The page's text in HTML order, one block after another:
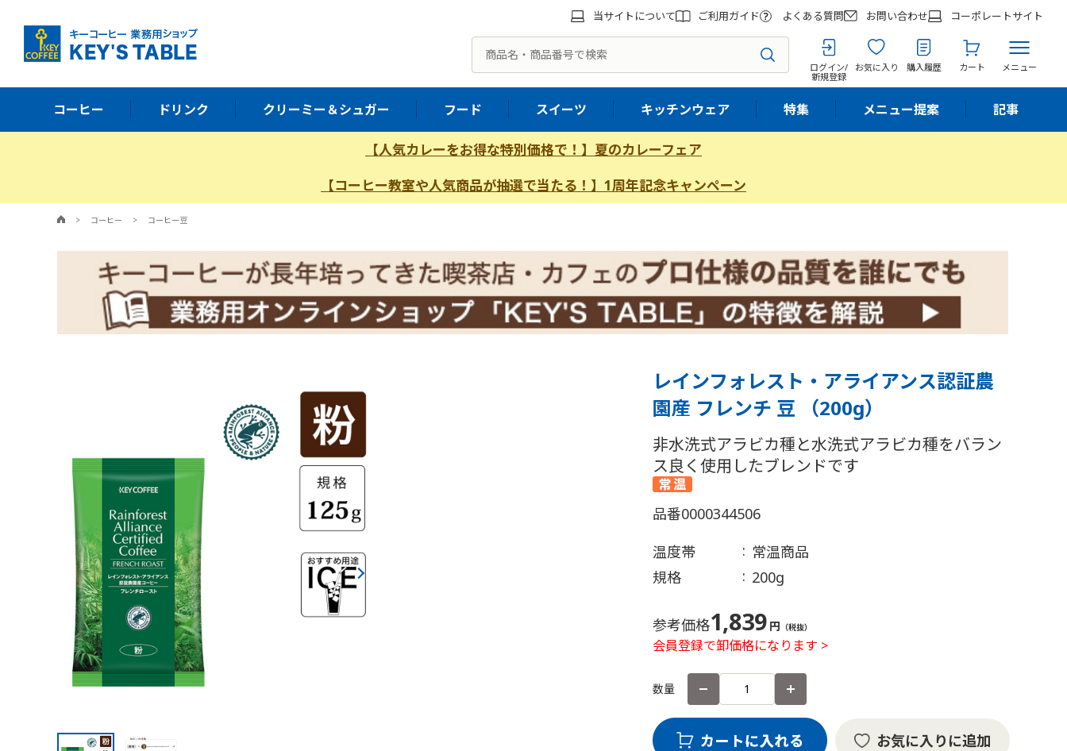
当サイトについて ご利用ガイド よくある質問 お問い合わせ コーポレートサイト
ログイン/
新規登録
お気に入り 購入履歴 カート メニュー
コーヒー ドリンク クリーミー＆シュガー フード スイーツ キッチンウェア 特集 メニュー提案 記事
【人気カレーをお得な特別価格で！】夏のカレーフェア
【コーヒー教室や人気商品が抽選で当たる！】1周年記念キャンペーン
> コーヒー > コーヒー豆
レインフォレスト・アライアンス認証農
園産 フレンチ 豆 （200g）
非水洗式アラビカ種と水洗式アラビカ種をバラン
ス良く使用したブレンドです
品番0000344506
温度帯
常温商品
規格
200g
参考価格1,839 円 （税抜）
会員登録で卸価格になります >
数量
お気に入りに追加